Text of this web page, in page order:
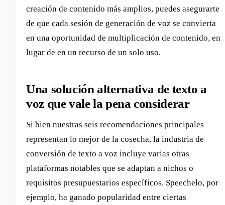
creación de contenido más amplios, puedes asegurarte
de que cada sesión de generación de voz se convierta
en una oportunidad de multiplicación de contenido, en
lugar de en un recurso de un solo uso.
Una solución alternativa de texto a
voz que vale la pena considerar
Si bien nuestras seis recomendaciones principales
representan lo mejor de la cosecha, la industria de
conversión de texto a voz incluye varias otras
plataformas notables que se adaptan a nichos o
requisitos presupuestarios específicos. Speechelo, por
ejemplo, ha ganado popularidad entre ciertas